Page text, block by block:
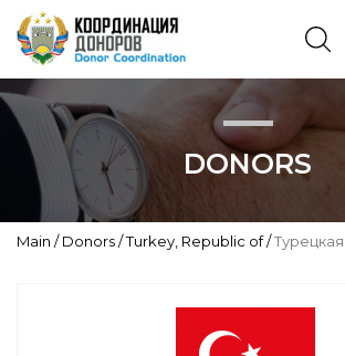
DONORS
Main Donors Turkey, Republic of